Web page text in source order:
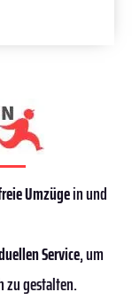
Umzügein und
Service, um
zu gestalten.